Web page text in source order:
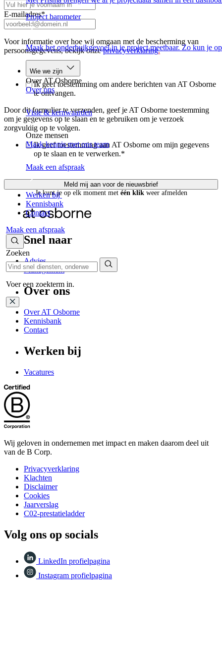
Project barometer
Maak het onderbuikgevoel in je project meetbaar. Zo kun je
Wie we zijn
Over AT Osborne
Over ons
Visie & kernwaarden
Onze mensen
Maak kennis met ons team
Maak een afspraak
Werken bij
Kennisbank
Contact
Maak een afspraak
Zoeken
Voer een zoekterm in.
E-mailadres*
Voor informatie over hoe wij omgaan met de bescherming van
persoonsgegevens, bekijk onzeprivacyverklaring.
Ik geef toestemming om andere berichten van AT Osborne
te ontvangen.
Door dit formulier te verzenden, geef je AT Osborne toestemming
om je gegevens op te slaan en te gebruiken om je verzoek
zorgvuldig op te volgen.
Ik geef toestemming aan AT Osborne om mijn gegevens
op te slaan en te verwerken.*
Je kunt je op elk moment met één klikweer afmelden
Snel naar
Advies
Management
Over ons
Over AT Osborne
Kennisbank
Contact
Werken bij
Vacatures
Wij geloven in ondernemen met impact en maken daarom deel uit
van de B Corp.
Privacyverklaring
Klachten
Disclaimer
Cookies
Jaarverslag
C02-prestatieladder
Volg ons op socials
LinkedIn profielpagina
Instagram profielpagina